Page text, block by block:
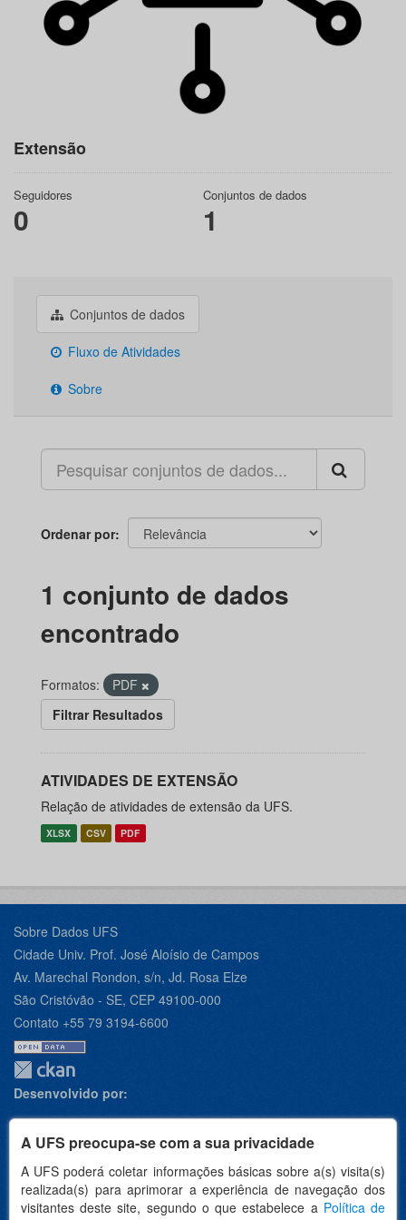
A UFS preocupa-se com a sua privacidade
A UFS poderá coletar informações básicas sobre a(s) visita(s)
realizada(s) para aprimorar a experiência de navegação dos
visitantes deste site, segundo o que estabelece a Política de
Extensão
Seguidores
0
Conjuntos de dados
1
Conjuntos de dados
Fluxo de Atividades
Sobre
Ordenar por
1 conjunto de dados
encontrado
Formatos:
PDF
Filtrar Resultados
ATIVIDADES DE EXTENSÃO
Relação de atividades de extensão da UFS.
XLSX CSV PDF
Sobre Dados UFS
Cidade Univ. Prof. José Aloísio de Campos
Av. Marechal Rondon, s/n, Jd. Rosa Elze
São Cristóvão - SE, CEP 49100-000
Contato +55 79 3194-6600
Desenvolvido por:
Apoio: